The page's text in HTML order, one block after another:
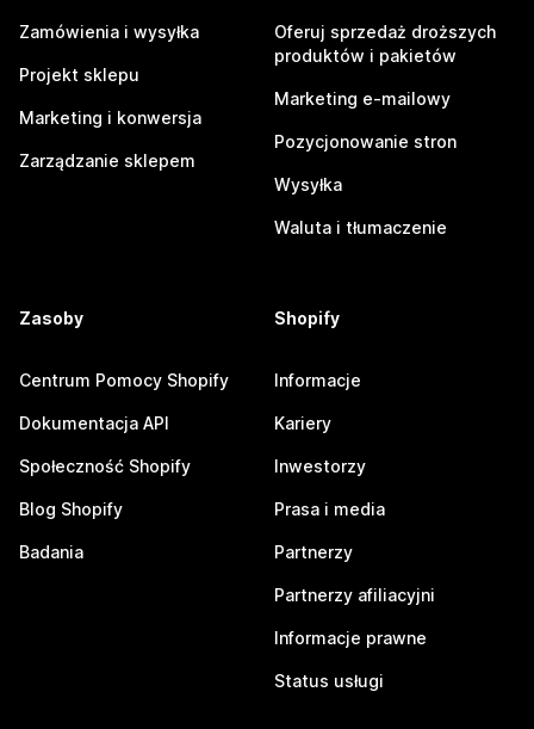
Zamówienia i wysyłka
Projekt sklepu
Marketing i konwersja
Zarządzanie sklepem
Oferuj sprzedaż droższych
produktów i pakietów
Marketing e-mailowy
Pozycjonowanie stron
Wysyłka
Waluta i tłumaczenie
Zasoby
Centrum Pomocy Shopify
Dokumentacja API
Społeczność Shopify
Blog Shopify
Badania
Shopify
Informacje
Kariery
Inwestorzy
Prasa i media
Partnerzy
Partnerzy afiliacyjni
Informacje prawne
Status usługi